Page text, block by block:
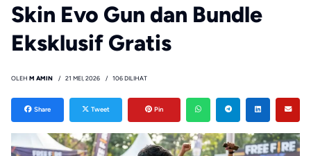
Skin Evo Gun dan Bundle
Eksklusif Gratis
OLEH M AMIN 21 MEI, 2026 106 DILIHAT
Share Tweet Pin